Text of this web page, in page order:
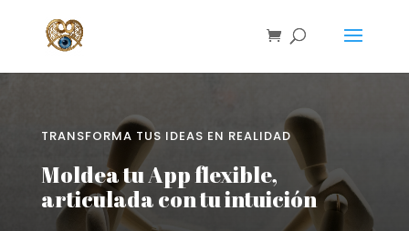
TRANSFORMA TUS IDEAS EN REALIDAD
Moldea tu App flexible,
articulada con tu intuición